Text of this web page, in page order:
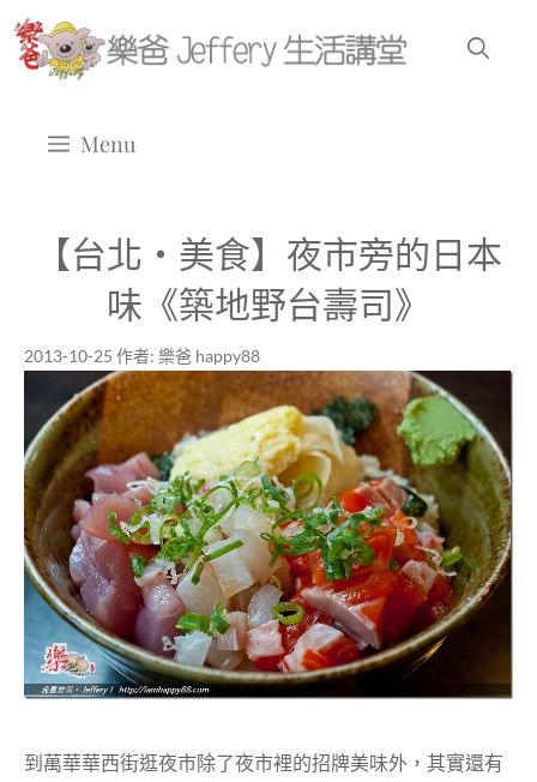
跳
至
Menu
【台北‧美食】夜市旁的日本
味《築地野台壽司》
2013-10-25 | 樂爸 happy88
2013-10-25 作者: 樂爸 happy88
到萬華華西街逛夜市除了夜市裡的招牌美味外，其實還有